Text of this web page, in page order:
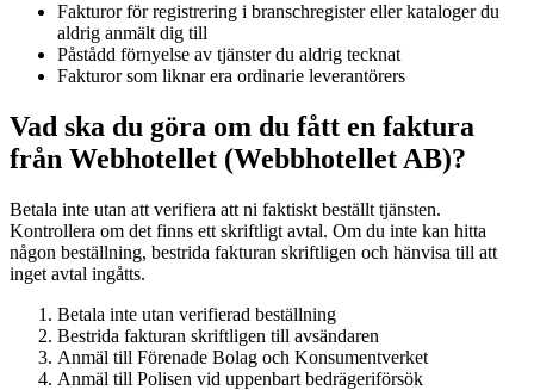
Fakturor för registrering i branschregister eller kataloger du
aldrig anmält dig till
Påstådd förnyelse av tjänster du aldrig tecknat
Fakturor som liknar era ordinarie leverantörers
Vad ska du göra om du fått en faktura
från Webhotellet (Webbhotellet AB)?
Betala inte utan att verifiera att ni faktiskt beställt tjänsten.
Kontrollera om det finns ett skriftligt avtal. Om du inte kan hitta
någon beställning, bestrida fakturan skriftligen och hänvisa till att
inget avtal ingåtts.
Betala inte utan verifierad beställning
Bestrida fakturan skriftligen till avsändaren
Anmäl till Förenade Bolag och Konsumentverket
Anmäl till Polisen vid uppenbart bedrägeriförsök